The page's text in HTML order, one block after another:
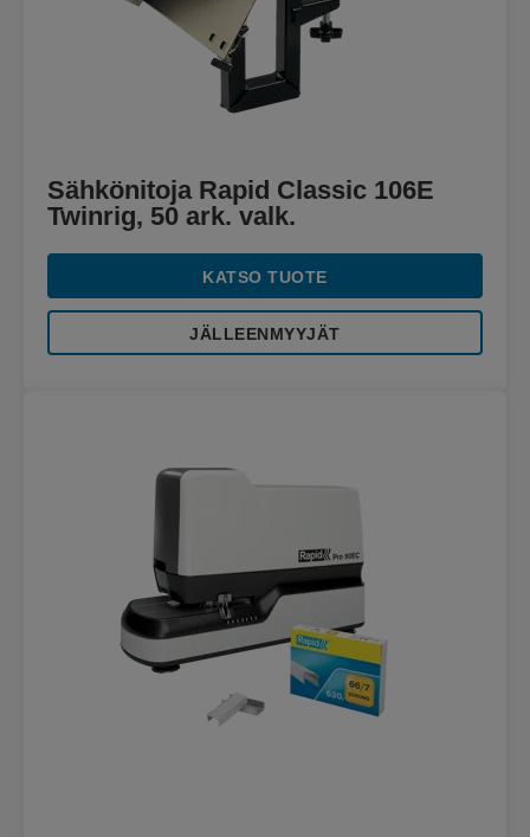
Sähkönitoja Rapid Classic 106E
Twinrig, 50 ark. valk.
KATSO TUOTE
JÄLLEENMYYJÄT